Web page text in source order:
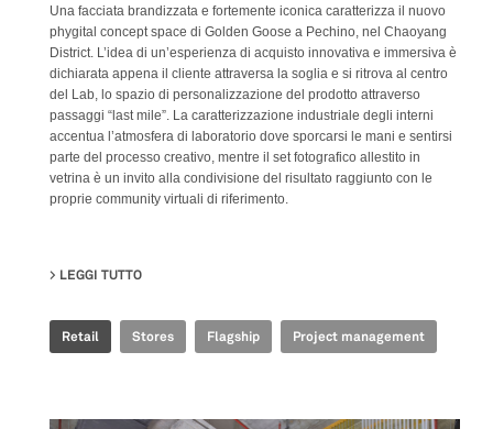
Una facciata brandizzata e fortemente iconica caratterizza il nuovo
phygital concept space di Golden Goose a Pechino, nel Chaoyang
District. L’idea di un’esperienza di acquisto innovativa e immersiva è
dichiarata appena il cliente attraversa la soglia e si ritrova al centro
del Lab, lo spazio di personalizzazione del prodotto attraverso
passaggi “last mile”. La caratterizzazione industriale degli interni
accentua l’atmosfera di laboratorio dove sporcarsi le mani e sentirsi
parte del processo creativo, mentre il set fotografico allestito in
vetrina è un invito alla condivisione del risultato raggiunto con le
proprie community virtuali di riferimento.
LEGGI TUTTO
Retail Stores Flagship Project management